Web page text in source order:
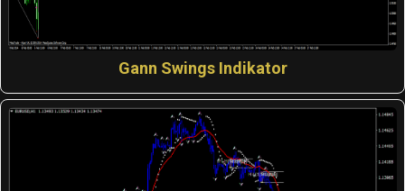
Gann Swings Indikator